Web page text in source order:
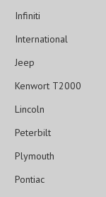
Infiniti
International
Jeep
Kenwort T2000
Lincoln
Peterbilt
Plymouth
Pontiac